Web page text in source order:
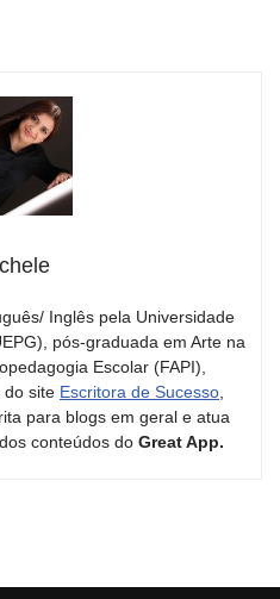
Inglês pela Universidade
pós-graduada em Arte na
Escolar (FAPI),
do site Escritora de Sucesso
para blogs em geral e atua
conteúdos do Great App.